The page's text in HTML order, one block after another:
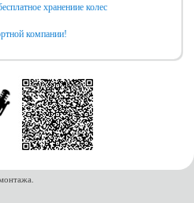
хранениие колес
компании!